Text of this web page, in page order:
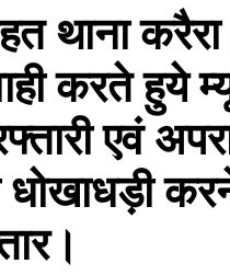
करैरा
करते हुये
एवं